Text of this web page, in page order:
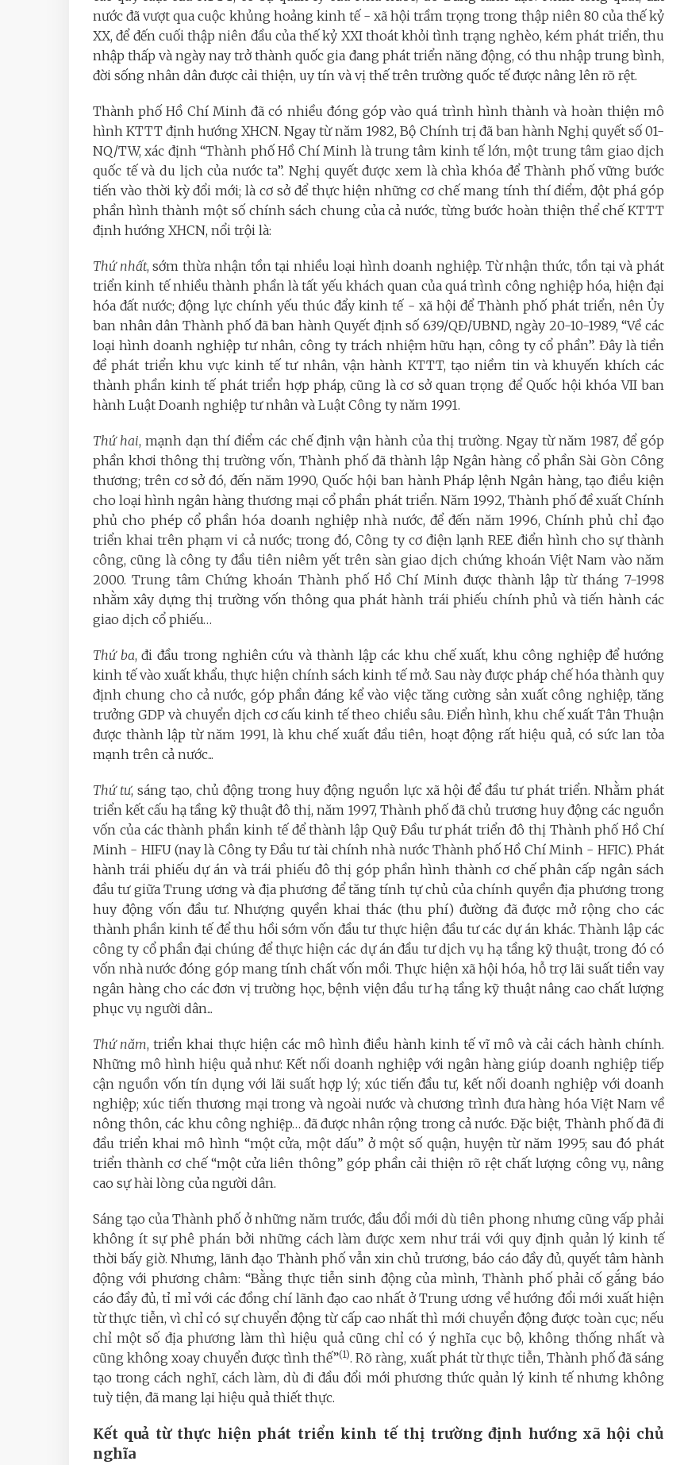
nước đã vượt qua cuộc khủng hoảng kinh tế - xã hội trầm trọng trong thập niên 80 của thế kỷ
XX, để đến cuối thập niên đầu của thế kỷ XXI thoát khỏi tình trạng nghèo, kém phát triển, thu
nhập thấp và ngày nay trở thành quốc gia đang phát triển năng động, có thu nhập trung bình,
đời sống nhân dân được cải thiện, uy tín và vị thế trên trường quốc tế được nâng lên rõ rệt.
Thành phố Hồ Chí Minh đã có nhiều đóng góp vào quá trình hình thành và hoàn thiện mô
hình KTTT định hướng XHCN. Ngay từ năm 1982, Bộ Chính trị đã ban hành Nghị quyết số 01-
NQ/TW, xác định “Thành phố Hồ Chí Minh là trung tâm kinh tế lớn, một trung tâm giao dịch
quốc tế và du lịch của nước ta”. Nghị quyết được xem là chìa khóa để Thành phố vững bước
tiến vào thời kỳ đổi mới; là cơ sở để thực hiện những cơ chế mang tính thí điểm, đột phá góp
phần hình thành một số chính sách chung của cả nước, từng bước hoàn thiện thể chế KTTT
định hướng XHCN, nổi trội là:
Thứ nhất, sớm thừa nhận tồn tại nhiều loại hình doanh nghiệp. Từ nhận thức, tồn tại và phát
triển kinh tế nhiều thành phần là tất yếu khách quan của quá trình công nghiệp hóa, hiện đại
hóa đất nước; động lực chính yếu thúc đẩy kinh tế - xã hội để Thành phố phát triển, nên Ủy
ban nhân dân Thành phố đã ban hành Quyết định số 639/QĐ/UBND, ngày 20-10-1989, “Về các
loại hình doanh nghiệp tư nhân, công ty trách nhiệm hữu hạn, công ty cổ phần”. Đây là tiền
đề phát triển khu vực kinh tế tư nhân, vận hành KTTT, tạo niềm tin và khuyến khích các
thành phần kinh tế phát triển hợp pháp, cũng là cơ sở quan trọng để Quốc hội khóa VII ban
hành Luật Doanh nghiệp tư nhân và Luật Công ty năm 1991.
Thứ hai, mạnh dạn thí điểm các chế định vận hành của thị trường. Ngay từ năm 1987, để góp
phần khơi thông thị trường vốn, Thành phố đã thành lập Ngân hàng cổ phần Sài Gòn Công
thương; trên cơ sở đó, đến năm 1990, Quốc hội ban hành Pháp lệnh Ngân hàng, tạo điều kiện
cho loại hình ngân hàng thương mại cổ phần phát triển. Năm 1992, Thành phố đề xuất Chính
phủ cho phép cổ phần hóa doanh nghiệp nhà nước, để đến năm 1996, Chính phủ chỉ đạo
triển khai trên phạm vi cả nước; trong đó, Công ty cơ điện lạnh REE điển hình cho sự thành
công, cũng là công ty đầu tiên niêm yết trên sàn giao dịch chứng khoán Việt Nam vào năm
2000. Trung tâm Chứng khoán Thành phố Hồ Chí Minh được thành lập từ tháng 7-1998
nhằm xây dựng thị trường vốn thông qua phát hành trái phiếu chính phủ và tiến hành các
giao dịch cổ phiếu…
Thứ ba, đi đầu trong nghiên cứu và thành lập các khu chế xuất, khu công nghiệp để hướng
kinh tế vào xuất khẩu, thực hiện chính sách kinh tế mở. Sau này được pháp chế hóa thành quy
định chung cho cả nước, góp phần đáng kể vào việc tăng cường sản xuất công nghiệp, tăng
trưởng GDP và chuyển dịch cơ cấu kinh tế theo chiều sâu. Điển hình, khu chế xuất Tân Thuận
được thành lập từ năm 1991, là khu chế xuất đầu tiên, hoạt động rất hiệu quả, có sức lan tỏa
mạnh trên cả nước...
Thứ tư, sáng tạo, chủ động trong huy động nguồn lực xã hội để đầu tư phát triển. Nhằm phát
triển kết cấu hạ tầng kỹ thuật đô thị, năm 1997, Thành phố đã chủ trương huy động các nguồn
vốn của các thành phần kinh tế để thành lập Quỹ Đầu tư phát triển đô thị Thành phố Hồ Chí
Minh - HIFU (nay là Công ty Đầu tư tài chính nhà nước Thành phố Hồ Chí Minh - HFIC). Phát
hành trái phiếu dự án và trái phiếu đô thị góp phần hình thành cơ chế phân cấp ngân sách
đầu tư giữa Trung ương và địa phương để tăng tính tự chủ của chính quyền địa phương trong
huy động vốn đầu tư. Nhượng quyền khai thác (thu phí) đường đã được mở rộng cho các
thành phần kinh tế để thu hồi sớm vốn đầu tư thực hiện đầu tư các dự án khác. Thành lập các
công ty cổ phần đại chúng để thực hiện các dự án đầu tư dịch vụ hạ tầng kỹ thuật, trong đó có
vốn nhà nước đóng góp mang tính chất vốn mồi. Thực hiện xã hội hóa, hỗ trợ lãi suất tiền vay
ngân hàng cho các đơn vị trường học, bệnh viện đầu tư hạ tầng kỹ thuật nâng cao chất lượng
phục vụ người dân...
Thứ năm, triển khai thực hiện các mô hình điều hành kinh tế vĩ mô và cải cách hành chính.
Những mô hình hiệu quả như: Kết nối doanh nghiệp với ngân hàng giúp doanh nghiệp tiếp
cận nguồn vốn tín dụng với lãi suất hợp lý; xúc tiến đầu tư, kết nối doanh nghiệp với doanh
nghiệp; xúc tiến thương mại trong và ngoài nước và chương trình đưa hàng hóa Việt Nam về
nông thôn, các khu công nghiệp… đã được nhân rộng trong cả nước. Đặc biệt, Thành phố đã đi
đầu triển khai mô hình “một cửa, một dấu” ở một số quận, huyện từ năm 1995; sau đó phát
triển thành cơ chế “một cửa liên thông” góp phần cải thiện rõ rệt chất lượng công vụ, nâng
cao sự hài lòng của người dân.
Sáng tạo của Thành phố ở những năm trước, đầu đổi mới dù tiên phong nhưng cũng vấp phải
không ít sự phê phán bởi những cách làm được xem như trái với quy định quản lý kinh tế
thời bấy giờ. Nhưng, lãnh đạo Thành phố vẫn xin chủ trương, báo cáo đầy đủ, quyết tâm hành
động với phương châm: “Bằng thực tiễn sinh động của mình, Thành phố phải cố gắng báo
cáo đầy đủ, tỉ mỉ với các đồng chí lãnh đạo cao nhất ở Trung ương về hướng đổi mới xuất hiện
từ thực tiễn, vì chỉ có sự chuyển động từ cấp cao nhất thì mới chuyển động được toàn cục; nếu
chỉ một số địa phương làm thì hiệu quả cũng chỉ có ý nghĩa cục bộ, không thống nhất và
cũng không xoay chuyển được tình thế”(1). Rõ ràng, xuất phát từ thực tiễn, Thành phố đã sáng
tạo trong cách nghĩ, cách làm, dù đi đầu đổi mới phương thức quản lý kinh tế nhưng không
tuỳ tiện, đã mang lại hiệu quả thiết thực.
Kết quả từ thực hiện phát triển kinh tế thị trường định hướng xã hội chủ
nghĩa